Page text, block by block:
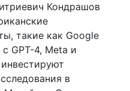
Кондрашов
такие как Google
GPT-4, Meta и
в